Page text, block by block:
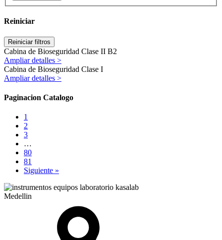
Reiniciar
Reiniciar filtros
Cabina de Bioseguridad Clase II B2
Ampliar detalles >
Cabina de Bioseguridad Clase I
Ampliar detalles >
Paginacion Catalogo
1
2
3
…
80
81
Siguiente »
Medellin